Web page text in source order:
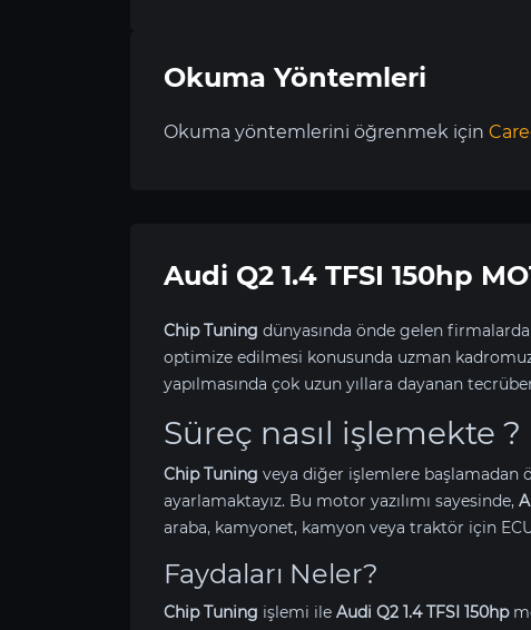
Okuma Yöntemleri
Okuma yöntemlerini öğrenmek için
Audi Q2 1.4 TFSI 150hp
Chip Tuning dünyasında önde gelen
optimize edilmesi konusunda uzman
yapılmasında çok uzun yıllara dayanan
Süreç nasıl işlemekte ?
Chip Tuning veya diğer işlemlere başlamadan
ayarlamaktayız. Bu motor yazılımı sayesinde,
araba, kamyonet, kamyon veya traktör için
Faydaları Neler?
Chip Tuning işlemi ile Audi Q2 1.4 TFSI 150hp